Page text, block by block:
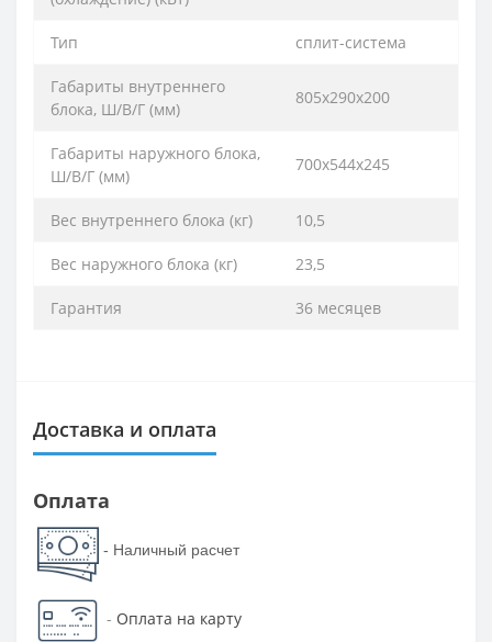
Тип сплит-система
Габариты внутреннего
блока, Ш/В/Г (мм)
805x290x200
Габариты наружного блока,
Ш/В/Г (мм)
700x544x245
Вес внутреннего блока (кг) 10,5
Вес наружного блока (кг) 23,5
Гарантия 36 месяцев
Доставка и оплата
Оплата
- Наличный расчет
- Оплата на карту